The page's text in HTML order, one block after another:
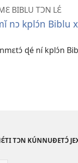
BIBLU TƆN LƐ́
nɔ kplɔ́n Biblu
ɖé ní kplɔ́n
TƆN KÚNNUƉETƆ́